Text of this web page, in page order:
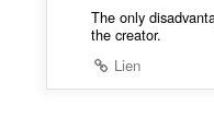
The only
the creator.
Lien